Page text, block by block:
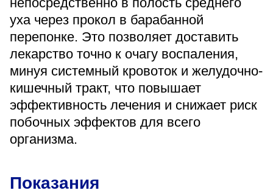
«Парус»
Адрес
399000, г. Липецк, Плехановское лесничество,
Ленинский лесхоз, квартал 67
Понедельник — четверг
08:00–16:45
перерыв 12:00–12:30
Пятница
08:00–15:45
перерыв 12:00–12:30
Администратор
уха через прокол в барабанной
перепонке. Это позволяет доставить
лекарство точно к очагу воспаления,
минуя системный кровоток и желудочно-
кишечный тракт, что повышает
эффективность лечения и снижает риск
побочных эффектов для всего
организма.
Показания